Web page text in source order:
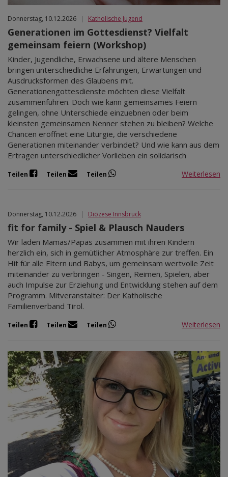
Donnerstag, 10.12.2026 | Katholische Jugend
Generationen im Gottesdienst? Vielfalt
gemeinsam feiern (Workshop)
Kinder, Jugendliche, Erwachsene und ältere Menschen
bringen unterschiedliche Erfahrungen, Erwartungen und
Ausdrucksformen des Glaubens mit.
Generationengottesdienste möchten diese Vielfalt
zusammenführen. Doch wie kann gemeinsames Feiern
gelingen, ohne Unterschiede einzuebnen oder beim
kleinsten gemeinsamen Nenner stehen zu bleiben? Welche
Chancen eröffnet eine Liturgie, die verschiedene
Generationen miteinander verbindet? Und wie kann aus dem
Ertragen unterschiedlicher Vorlieben ein solidarisch
Teilen Teilen Teilen Weiterlesen
Donnerstag, 10.12.2026 | Diözese Innsbruck
fit for family - Spiel & Plausch Nauders
Wir laden Mamas/Papas zusammen mit ihren Kindern
herzlich ein, sich in gemütlicher Atmosphäre zur treffen. Ein
Hit für alle Eltern und Babys, um gemeinsam wertvolle Zeit
miteinander zu verbringen - Singen, Reimen, Spielen, aber
auch Impulse zur Erziehung und Entwicklung stehen auf dem
Programm. Mitveranstalter: Der Katholische
Familienverband Tirol.
Teilen Teilen Teilen Weiterlesen